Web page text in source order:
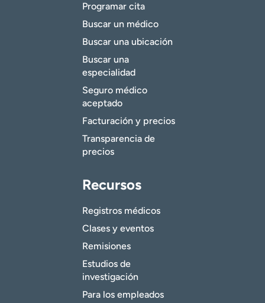
Programar cita
Buscar un médico
Buscar una ubicación
Buscar una
especialidad
Seguro médico
aceptado
Facturación y precios
Transparencia de
precios
Recursos
Registros médicos
Clases y eventos
Remisiones
Estudios de
investigación
Para los empleados